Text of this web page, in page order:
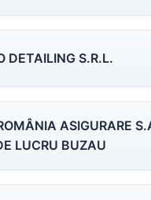
DETAILING S.R.L.
ASIGURARE
LUCRU BUZAU